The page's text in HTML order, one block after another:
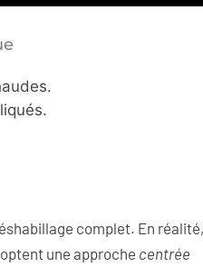
complet. En réalité,
une approche centrée